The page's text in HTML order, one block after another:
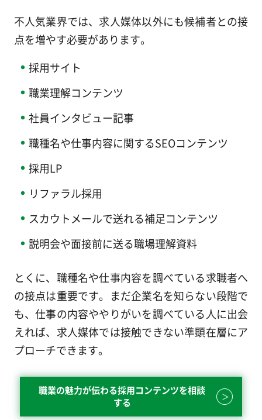
不人気業界では、求人媒体以外にも候補者との接
点を増やす必要があります。
採用サイト
職業理解コンテンツ
社員インタビュー記事
職種名や仕事内容に関するSEOコンテンツ
採用LP
リファラル採用
スカウトメールで送れる補足コンテンツ
説明会や面接前に送る職場理解資料
とくに、職種名や仕事内容を調べている求職者へ
の接点は重要です。まだ企業名を知らない段階で
も、仕事の内容ややりがいを調べている人に出会
えれば、求人媒体では接触できない準顕在層にア
プローチできます。
職業の魅力が伝わる採用コンテンツを相談
する